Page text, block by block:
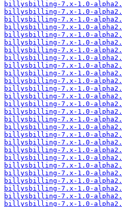
billysbilling-7.x-1.0-
billysbilling-7.x-1.0-
billysbilling-7.x-1.0-
billysbilling-7.x-1.0-
billysbilling-7.x-1.0-
billysbilling-7.x-1.0-
billysbilling-7.x-1.0-
billysbilling-7.x-1.0-
billysbilling-7.x-1.0-
billysbilling-7.x-1.0-
billysbilling-7.x-1.0-
billysbilling-7.x-1.0-
billysbilling-7.x-1.0-
billysbilling-7.x-1.0-
billysbilling-7.x-1.0-
billysbilling-7.x-1.0-
billysbilling-7.x-1.0-
billysbilling-7.x-1.0-
billysbilling-7.x-1.0-
billysbilling-7.x-1.0-
billysbilling-7.x-1.0-
billysbilling-7.x-1.0-
billysbilling-7.x-1.0-
billysbilling-7.x-1.0-
billysbilling-7.x-1.0-
billysbilling-7.x-1.0-
billysbilling-7.x-1.0-